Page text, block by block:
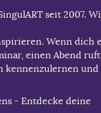
seit 2007.
Wenn dich
einen Abend ruft,
kennenzulernen und
- Entdecke deine